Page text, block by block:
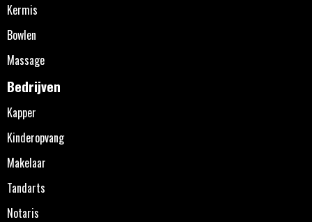
Kermis
Bowlen
Massage
Bedrijven
Kapper
Kinderopvang
Makelaar
Tandarts
Notaris